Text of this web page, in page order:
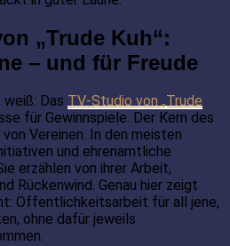
„Trude Kuh“:
– und für Freude
Das TV-Studio von „Trude
für Gewinnspiele. Der Kern des
Vereinen. In den meisten
und ehrenamtliche
erzählen von ihrer Arbeit,
Rückenwind. Genau hier zeigt
Öffentlichkeitsarbeit für all jene,
ohne dafür jeweils